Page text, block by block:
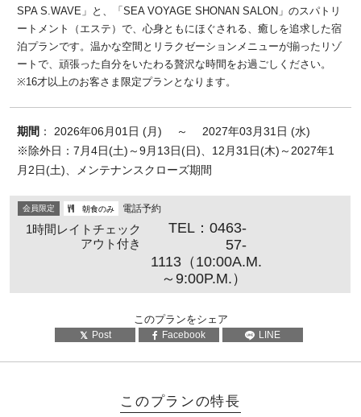
SPA S.WAVE」と、「SEA VOYAGE SHONAN SALON」のスパトリ
ートメント（エステ）で、心身ともにほぐされる、癒しを追求した宿
泊プランです。温かな空間とリラクゼーションメニューが揃ったリゾ
ートで、頑張った自分をいたわる贅沢な時間をお過ごしください。
※16才以上のお客さま限定プランとなります。
期間 ： 2026年06月01日 (月) ～ 2027年03月31日 (水)
※除外日：7月4日(土)～9月13日(日)、12月31日(木)～2027年1
月2日(土)、メンテナンスクローズ期間
会員限定 朝食のみ 電話予約
1時間レイトチェック
アウト付き
TEL：0463-
57-
1113（10:00A.M.
～9:00P.M.）
このプランをシェア
Post Facebook LINE
このプランの特長